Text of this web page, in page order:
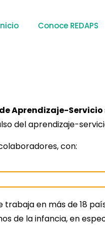
Conoce REDAPS
Aprendizaje-Servicio
del aprendizaje-
con:
trabaja en más de 18
de la infancia, en